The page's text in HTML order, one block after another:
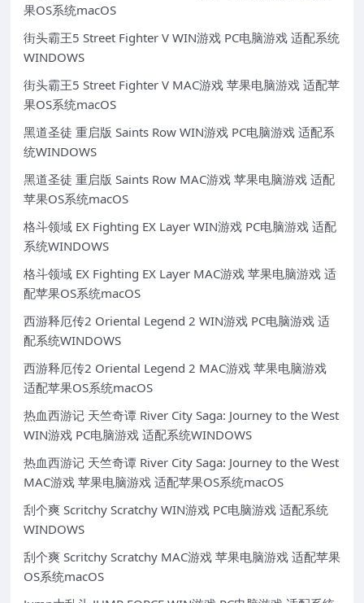
果OS系统macOS
街头霸王5 Street Fighter V WIN游戏 PC电脑游戏 适配系统
WINDOWS
街头霸王5 Street Fighter V MAC游戏 苹果电脑游戏 适配苹
果OS系统macOS
黑道圣徒 重启版 Saints Row WIN游戏 PC电脑游戏 适配系
统WINDOWS
黑道圣徒 重启版 Saints Row MAC游戏 苹果电脑游戏 适配
苹果OS系统macOS
格斗领域 EX Fighting EX Layer WIN游戏 PC电脑游戏 适配
系统WINDOWS
格斗领域 EX Fighting EX Layer MAC游戏 苹果电脑游戏 适
配苹果OS系统macOS
西游释厄传2 Oriental Legend 2 WIN游戏 PC电脑游戏 适
配系统WINDOWS
西游释厄传2 Oriental Legend 2 MAC游戏 苹果电脑游戏
适配苹果OS系统macOS
热血西游记 天竺奇谭 River City Saga: Journey to the West
WIN游戏 PC电脑游戏 适配系统WINDOWS
热血西游记 天竺奇谭 River City Saga: Journey to the West
MAC游戏 苹果电脑游戏 适配苹果OS系统macOS
刮个爽 Scritchy Scratchy WIN游戏 PC电脑游戏 适配系统
WINDOWS
刮个爽 Scritchy Scratchy MAC游戏 苹果电脑游戏 适配苹果
OS系统macOS